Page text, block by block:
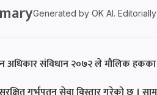
Generated by OK AI.
अधिकार संविधान २०७२ ले मौलिक